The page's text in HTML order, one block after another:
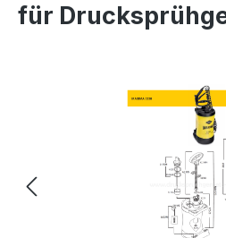
für
Bildergalerie überspringen